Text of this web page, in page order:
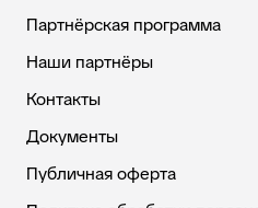
Партнёрская программа
Наши партнёры
Контакты
Документы
Публичная оферта